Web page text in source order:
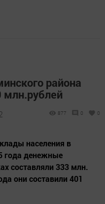
района
млн.рублей
877 0 0
населения в
года денежные
составляли 333 млн.
они составили 401